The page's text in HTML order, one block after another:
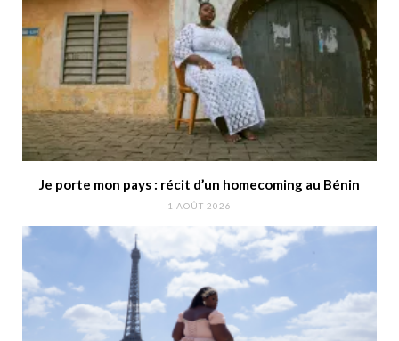
Je porte mon pays : récit d’un homecoming au Bénin
1 AOÛT 2026